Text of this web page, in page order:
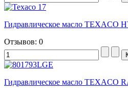
Гидравлическое масло TEXACO
Отзывов: 0
Гидравлическое масло TEXACO